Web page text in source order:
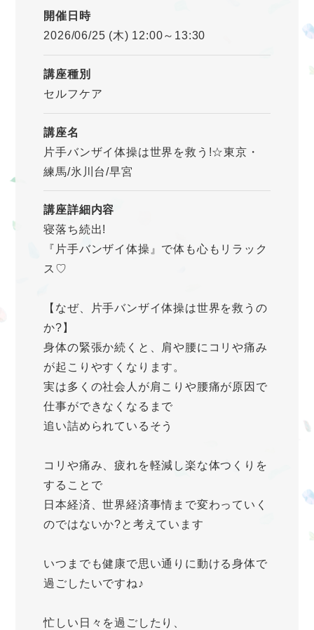
開催日時
2026/06/25 (木) 12:00～13:30
講座種別
セルフケア
講座名
片手バンザイ体操は世界を救う!☆東京・
練馬/氷川台/早宮
講座詳細内容
寝落ち続出!
『片手バンザイ体操』で体も心もリラック
ス♡
【なぜ、片手バンザイ体操は世界を救うの
か?】
身体の緊張か続くと、肩や腰にコリや痛み
が起こりやすくなります。
実は多くの社会人が肩こりや腰痛が原因で
仕事ができなくなるまで
追い詰められているそう
コリや痛み、疲れを軽減し楽な体つくりを
することで
日本経済、世界経済事情まで変わっていく
のではないか?と考えています
いつまでも健康で思い通りに動ける身体で
過ごしたいですね♪
忙しい日々を過ごしたり、